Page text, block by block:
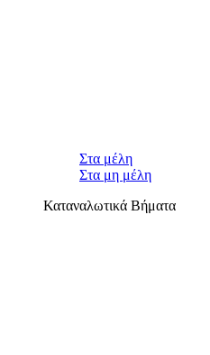
Στα μέλη
Στα μη μέλη
Καταναλωτικά Βήματα